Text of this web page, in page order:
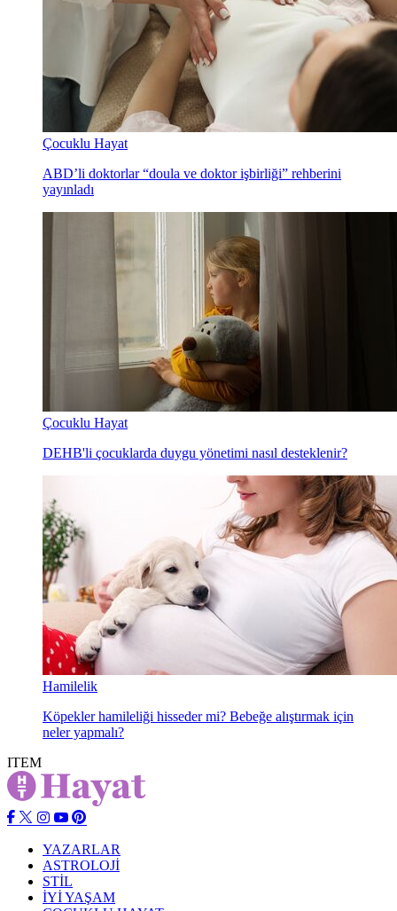
Çocuklu Hayat
ABD’li doktorlar “doula ve doktor işbirliği” rehberini
yayınladı
Çocuklu Hayat
DEHB'li çocuklarda duygu yönetimi nasıl desteklenir?
Hamilelik
Köpekler hamileliği hisseder mi? Bebeğe alıştırmak için
neler yapmalı?
ITEM
YAZARLAR
ASTROLOJİ
STİL
İYİ YAŞAM